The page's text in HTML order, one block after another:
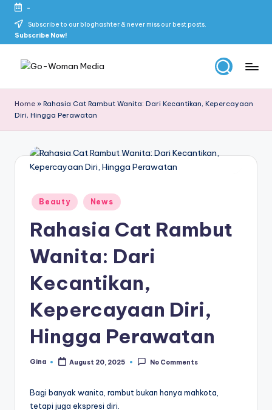
Skip
-
Subscribe to our bloghashter & never miss our best posts.
Subscribe Now!
o
-
W
o
Home » Rahasia Cat Rambut Wanita: Dari Kecantikan, Kepercayaan
Diri, Hingga Perawatan
Posted
in
Beauty News
Rahasia Cat Rambut
Wanita: Dari
Kecantikan,
Kepercayaan Diri,
Hingga Perawatan
Posted
Gina August 20, 2025 No Comments
Bagi banyak wanita, rambut bukan hanya mahkota,
tetapi juga ekspresi diri.